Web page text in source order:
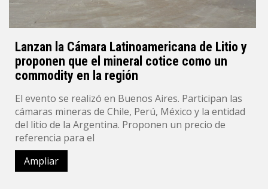
Lanzan la Cámara Latinoamericana de Litio y
proponen que el mineral cotice como un
commodity en la región
El evento se realizó en Buenos Aires. Participan las
cámaras mineras de Chile, Perú, México y la entidad
del litio de la Argentina. Proponen un precio de
referencia para el
Ampliar